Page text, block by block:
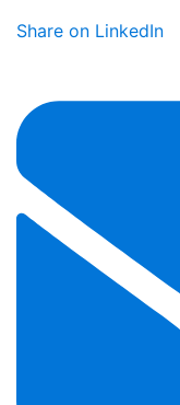
Share on LinkedIn